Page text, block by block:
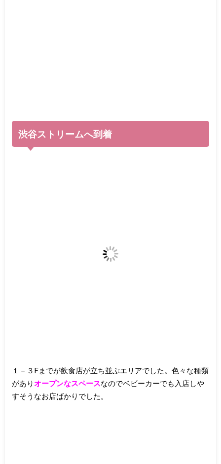
渋谷ストリームへ到着
１－３Fまでが飲食店が立ち並ぶエリアでした。色々な種類
がありオープンなスペースなのでベビーカーでも入店しや
すそうなお店ばかりでした。